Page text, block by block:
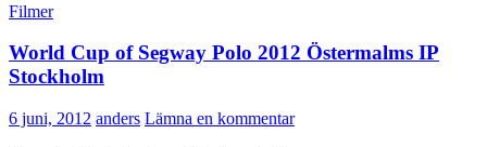
Filmer
World Cup of Segway Polo 2012 Östermalms IP
Stockholm
6 juni, 2012 anders Lämna en kommentar